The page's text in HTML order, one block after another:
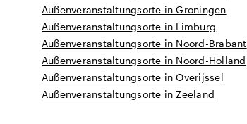
Außenveranstaltungsorte in Groningen
Außenveranstaltungsorte in Limburg
Außenveranstaltungsorte in Noord-Brabant
Außenveranstaltungsorte in Noord-Holland
Außenveranstaltungsorte in Overijssel
Außenveranstaltungsorte in Zeeland